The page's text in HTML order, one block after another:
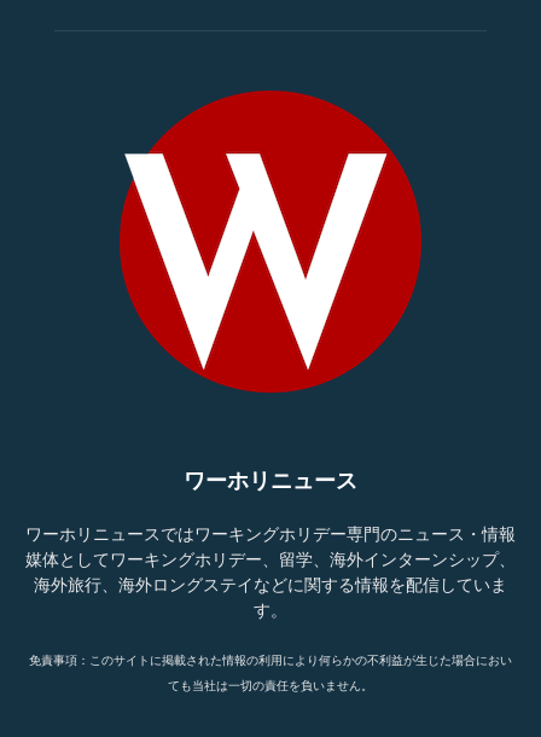
ワーホリニュース
ワーホリニュースではワーキングホリデー専門のニュース・情報
媒体としてワーキングホリデー、留学、海外インターンシップ、
海外旅行、海外ロングステイなどに関する情報を配信していま
す。
免責事項：このサイトに掲載された情報の利用により何らかの不利益が生じた場合におい
ても当社は一切の責任を負いません。